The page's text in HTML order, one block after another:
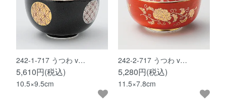
242-1-717 うつわ v…
5,610円(税込)
10.5×9.5cm
242-2-717 うつわ v…
5,280円(税込)
11.5×7.8cm